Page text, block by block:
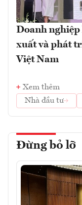
Doanh nghiệp
xuất và phát
Việt Nam
Xem thêm
Nhà đầu tư
Đừng bỏ lỡ